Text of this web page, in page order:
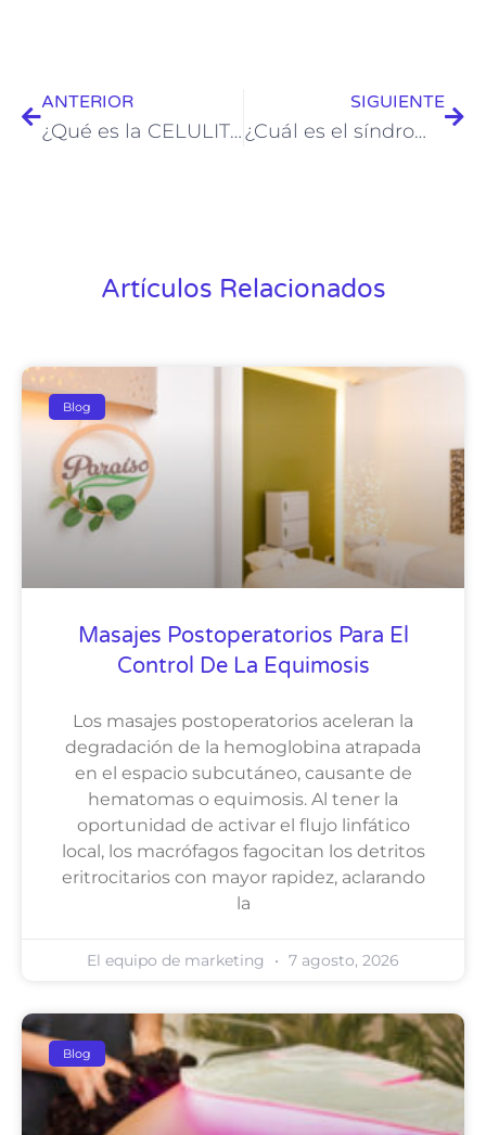
ANTERIOR
¿Qué es la CELULITIS?
SIGUIENTE
¿Cuál es el síndrome de las piernas cansadas?
Artículos Relacionados
Blog
Masajes Postoperatorios Para El
Control De La Equimosis
Los masajes postoperatorios aceleran la
degradación de la hemoglobina atrapada
en el espacio subcutáneo, causante de
hematomas o equimosis. Al tener la
oportunidad de activar el flujo linfático
local, los macrófagos fagocitan los detritos
eritrocitarios con mayor rapidez, aclarando
la
El equipo de marketing 7 agosto, 2026
Blog